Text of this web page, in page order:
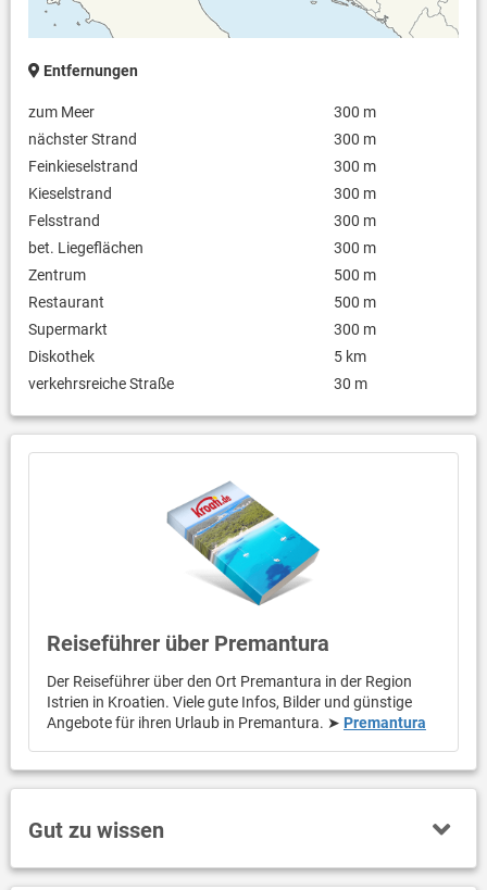
Entfernungen
zum Meer
300 m
nächster Strand
300 m
Feinkieselstrand
300 m
Kieselstrand
300 m
Felsstrand
300 m
bet. Liegeflächen
300 m
Zentrum
500 m
Restaurant
500 m
Supermarkt
300 m
Diskothek
5 km
verkehrsreiche Straße
30 m
Reiseführer über Premantura
Der Reiseführer über den Ort Premantura in der Region
Istrien in Kroatien. Viele gute Infos, Bilder und günstige
Angebote für ihren Urlaub in Premantura. ➤ Premantura
Gut zu wissen